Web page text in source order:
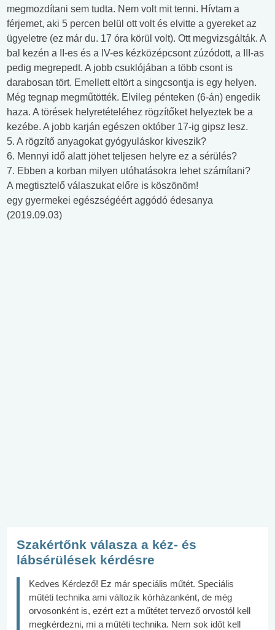
megmozdítani sem tudta. Nem volt mit tenni. Hívtam a
férjemet, aki 5 percen belül ott volt és elvitte a gyereket az
ügyeletre (ez már du. 17 óra körül volt). Ott megvizsgálták. A
bal kezén a II-es és a IV-es kézközépcsont zúzódott, a III-as
pedig megrepedt. A jobb csuklójában a több csont is
darabosan tört. Emellett eltört a singcsontja is egy helyen.
Még tegnap megműtötték. Elvileg pénteken (6-án) engedik
haza. A törések helyretételéhez rögzítőket helyeztek be a
kezébe. A jobb karján egészen október 17-ig gipsz lesz.
5. A rögzítő anyagokat gyógyuláskor kiveszik?
6. Mennyi idő alatt jöhet teljesen helyre ez a sérülés?
7. Ebben a korban milyen utóhatásokra lehet számítani?
A megtisztelő válaszukat előre is köszönöm!
egy gyermekei egészségéért aggódó édesanya
(2019.09.03)
Szakértőnk válasza a kéz- és
lábsérülések kérdésre
Kedves Kérdező! Ez már speciális műtét. Speciális
műtéti technika ami változik kórházanként, de még
orvosonként is, ezért ezt a műtétet tervező orvostól kell
megkérdezni, mi a műtéti technika. Nem sok időt kell